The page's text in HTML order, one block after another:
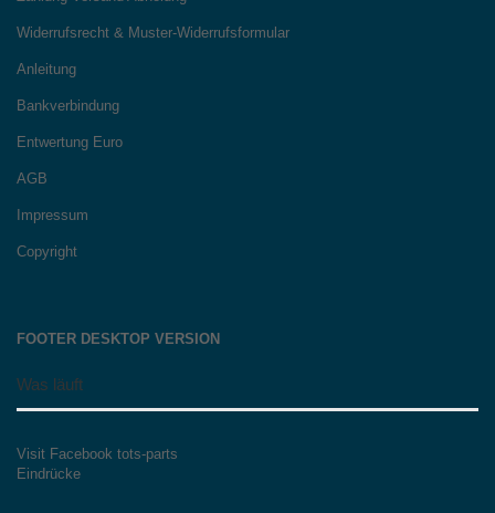
Widerrufsrecht & Muster-Widerrufsformular
Anleitung
Bankverbindung
Entwertung Euro
AGB
Impressum
Copyright
FOOTER DESKTOP VERSION
Was läuft
Visit Facebook tots-parts
Eindrücke